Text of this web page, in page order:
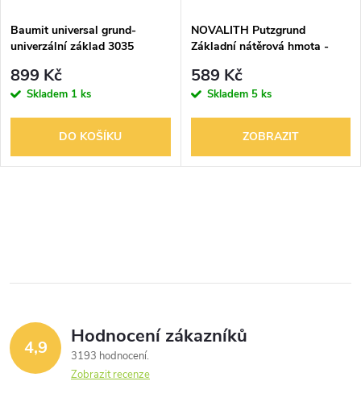
p
r
o
d
t
ů
s
p
r
ů
Baumit universal grund-
univerzální základ 3035
899 Kč
Skladem 1 ks
DO KOŠÍKU
NOVALITH Putzgrund
Základní nátěrová hmota -
589 Kč
Skladem 5 ks
ZOBRAZIT
l
d
a
4,9 Hodnocení zákazníků
3193 hodnocení
Zobrazit recenze